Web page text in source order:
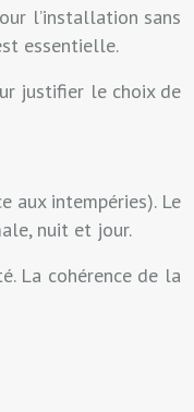
l’installation sans
essentielle.
justifier le choix de
aux intempéries). Le
nuit et jour.
La cohérence de la